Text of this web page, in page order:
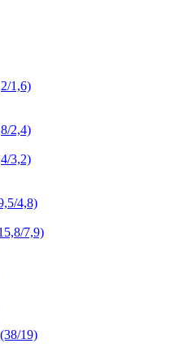
1,6)
2,4)
3,2)
4,8)
7,9)
19)